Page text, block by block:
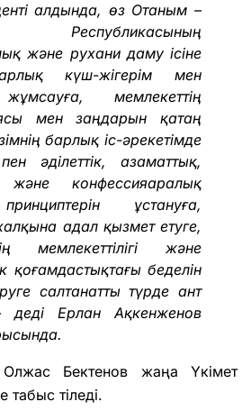
алдында, өз Отаным –
Республикасының
және рухани даму ісіне
күш-жігерім мен
жұмсауға, мемлекеттің
мен заңдарын қатаң
барлық іс-әрекетімде
әділеттік, азаматтық,
және конфессияаралық
ұстануға,
адал қызмет етуге,
мемлекеттілігі және
қоғамдастықтағы беделін
салтанатты түрде ант
деді Ерлан Ақкенженов
Бектенов жаңа Үкімет
табыс тіледі.